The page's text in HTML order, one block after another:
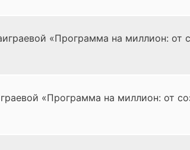
«Программа на миллион: от
«Программа на миллион: от